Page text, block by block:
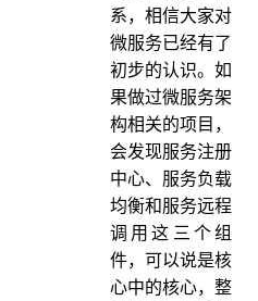
系，相信大家对
微服务已经有了
初步的认识。如
果做过微服务架
构相关的项目，
会发现服务注册
中心、服务负载
均衡和服务远程
调用这三个组
件，可以说是核
心中的核心，整